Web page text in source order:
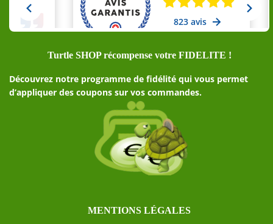
Turtle SHOP récompense votre FIDELITE !
Découvrez notre programme de fidélité qui vous permet
d’appliquer des coupons sur vos commandes.
MENTIONS LÉGALES